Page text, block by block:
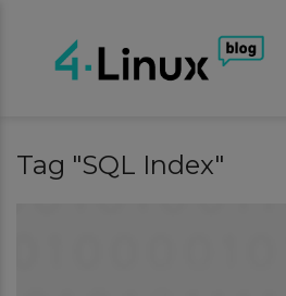
Tag "SQL Index"